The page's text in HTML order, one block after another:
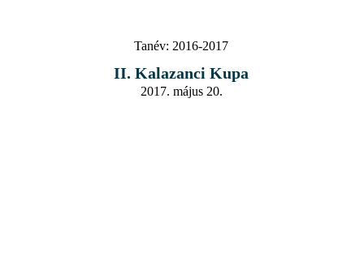
Tanév: 2016-2017
II. Kalazanci Kupa
2017. május 20.